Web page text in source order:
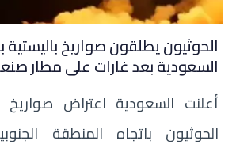
الحوثيون يطلقون صواريخ باليستية
السعودية بعد غارات على مطار
أعلنت السعودية اعتراض صواريخ
الحوثيون باتجاه المنطقة